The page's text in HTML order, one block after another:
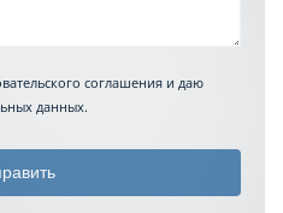
соглашения и даю
данных.